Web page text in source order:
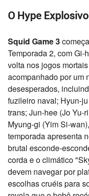
O Hype
Squid Game 3
Temporada 2, com
volta nos jogos
acompanhado por um
desesperados,
fuzileiro naval; Hyun-
trans; Jun-hee (Jo Yu-
Myung-gi (Yim Si-
temporada apresenta
brutal esconde-
corda e o climático
devem navegar por
escolhas cruéis para